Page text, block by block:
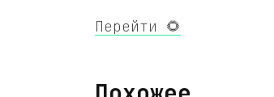
Перейти 🌻